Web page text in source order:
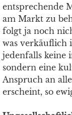
entsprechende
am Markt zu
folgt ja noch
was verkäuflich
jedenfalls keine
sondern eine
Anspruch an
erscheint, so